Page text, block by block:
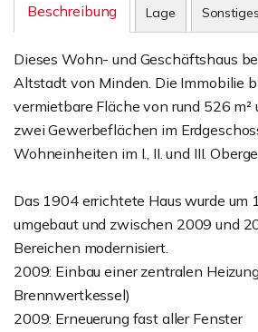
Beschreibung Lage Sonstiges
Dieses Wohn- und Geschäftshaus
Altstadt von Minden. Die Immobilie
vermietbare Fläche von rund 526
zwei Gewerbeflächen im
Wohneinheiten im I., II. und III.
Das 1904 errichtete Haus wurde um
umgebaut und zwischen 2009 und
Bereichen modernisiert.
2009: Einbau einer zentralen
Brennwertkessel)
2009: Erneuerung fast aller Fenster